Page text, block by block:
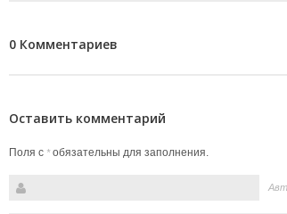
0 Комментариев
Оставить комментарий
Поля с *обязательны для заполнения.